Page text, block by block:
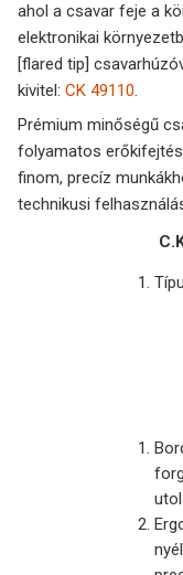
ahol a csavar feje a
elektronikai
[flared tip]
kivitel: CK 49110.
Prémium minőségű
folyamatos
finom, precíz
technikusi